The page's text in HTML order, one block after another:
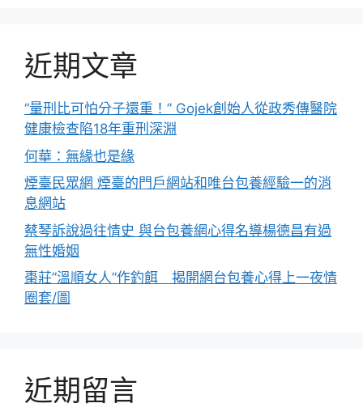
近期文章
“量刑比可怕分子還重！” Gojek創始人從政秀傳醫院
健康檢查陷18年重刑深淵
何華：無緣也是緣
煙臺民眾網 煙臺的門戶網站和唯台包養經驗一的消
息網站
蔡琴訴說過往情史 與台包養網心得名導楊德昌有過
無性婚姻
棗莊”溫順女人”作釣餌 揭開網台包養心得上一夜情
圈套/圖
近期留言